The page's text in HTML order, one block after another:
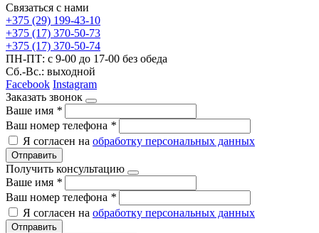
Связаться с нами
+375 (29) 199-43-10
+375 (17) 370-50-73
+375 (17) 370-50-74
ПН-ПТ: с 9-00 до 17-00 без обеда
Сб.-Вс.: выходной
Facebook Instagram
Заказать звонок
Ваше имя *
Ваш номер телефона *
Я согласен на обработку персональных данных
Отправить
Получить консультацию
Ваше имя *
Ваш номер телефона *
Я согласен на обработку персональных данных
Отправить